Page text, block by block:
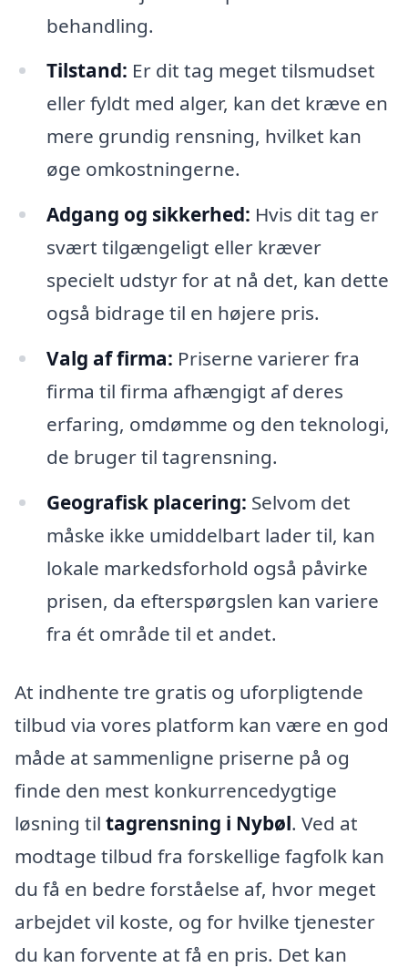
behandling.
Tilstand: Er dit tag meget tilsmudset
eller fyldt med alger, kan det kræve en
mere grundig rensning, hvilket kan
øge omkostningerne.
Adgang og sikkerhed: Hvis dit tag er
svært tilgængeligt eller kræver
specielt udstyr for at nå det, kan dette
også bidrage til en højere pris.
Valg af firma: Priserne varierer fra
firma til firma afhængigt af deres
erfaring, omdømme og den teknologi,
de bruger til tagrensning.
Geografisk placering: Selvom det
måske ikke umiddelbart lader til, kan
lokale markedsforhold også påvirke
prisen, da efterspørgslen kan variere
fra ét område til et andet.
At indhente tre gratis og uforpligtende
tilbud via vores platform kan være en god
måde at sammenligne priserne på og
finde den mest konkurrencedygtige
løsning til tagrensning i Nybøl. Ved at
modtage tilbud fra forskellige fagfolk kan
du få en bedre forståelse af, hvor meget
arbejdet vil koste, og for hvilke tjenester
du kan forvente at få en pris. Det kan